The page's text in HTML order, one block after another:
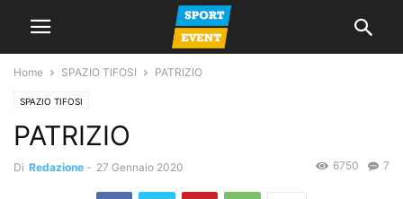
Home SPAZIO TIFOSI PATRIZIO
SPAZIO TIFOSI
PATRIZIO
Di Redazione - 27 Gennaio 2020 7
6750